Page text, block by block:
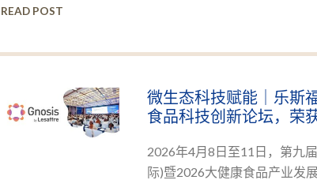
READ POST
微生态科技赋能｜乐斯
食品科技创新论坛，荣
2026年4月8日至11日，第九
际)暨2026大健康食品产业发